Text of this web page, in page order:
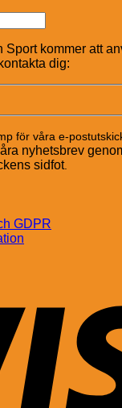
Sport kommer att
dig:
för våra e-
nyhetsbrev
sidfot.
GDPR